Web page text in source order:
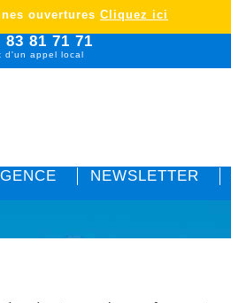
83 81 71 71
d'un appel local
NEWSLETTER
ouvertures Cliquez ici